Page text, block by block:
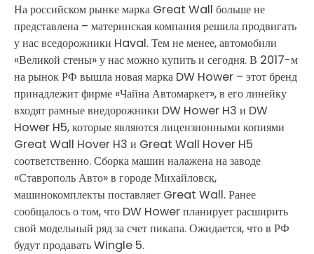
На российском рынке марка Great Wall больше не
представлена – материнская компания решила продвигать
у нас вседорожники Haval. Тем не менее, автомобили
«Великой стены» у нас можно купить и сегодня. В 2017-м
на рынок РФ вышла новая марка DW Hower – этот бренд
принадлежит фирме «Чайна Автомаркет», в его линейку
входят рамные внедорожники DW Hower H3 и DW
Hower H5, которые являются лицензионными копиями
Great Wall Hover H3 и Great Wall Hover H5
соответственно. Сборка машин налажена на заводе
«Ставрополь Авто» в городе Михайловск,
машинокомплекты поставляет Great Wall. Ранее
сообщалось о том, что DW Hower планирует расширить
свой модельный ряд за счет пикапа. Ожидается, что в РФ
будут продавать Wingle 5.